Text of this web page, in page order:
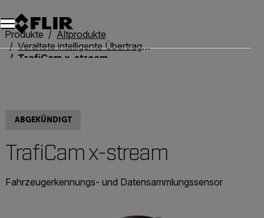
Unread messages
Modell
Entfernen
Elemente
Element
In den Warenkorb
Im Warenkorb
Produkte
Altprodukte
Veraltete intelligente Übertragungssysteme
TrafiCam x-stream
ABGEKÜNDIGT
TrafiCam x-stream
Fahrzeugerkennungs- und Datensammlungssensor